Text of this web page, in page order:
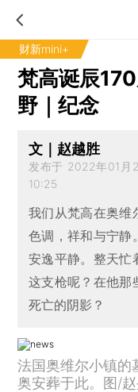
财新mini+
梵高诞辰
野｜纪念
文｜赵越胜
发布于 2022年01月
10:25
我们从梵高在奥维
色调，祥和与宁静
安逸平静。整天忙
这支枪呢？在他那
死亡的阴影？
法国奥维尔小镇的
奥安葬于此。图/赵